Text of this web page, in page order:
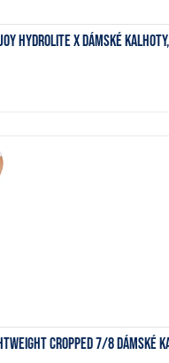
HydroLite X dámské
Cropped 7/8 dámské